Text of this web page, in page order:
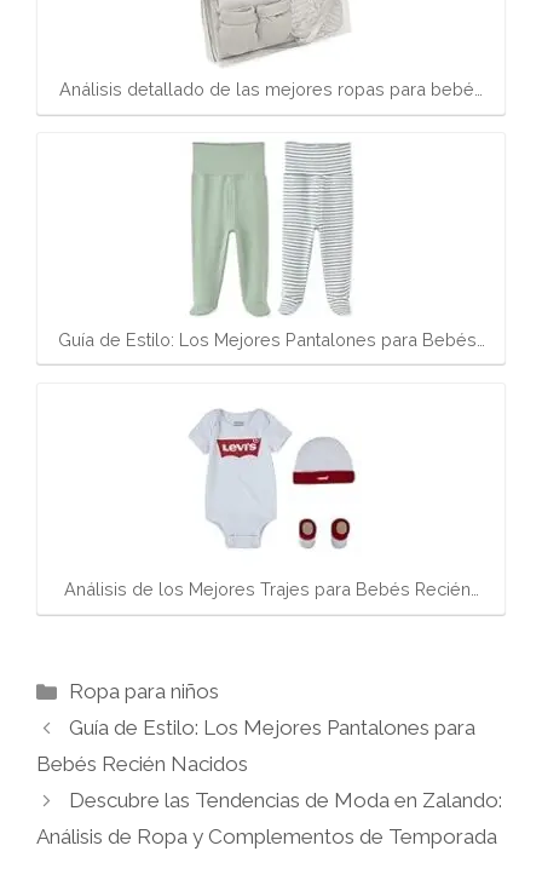
Análisis detallado de las mejores ropas para bebé…
Guía de Estilo: Los Mejores Pantalones para Bebés…
Análisis de los Mejores Trajes para Bebés Recién…
Categorías
Ropa para niños
Guía de Estilo: Los Mejores Pantalones para
Bebés Recién Nacidos
Descubre las Tendencias de Moda en Zalando:
Análisis de Ropa y Complementos de Temporada